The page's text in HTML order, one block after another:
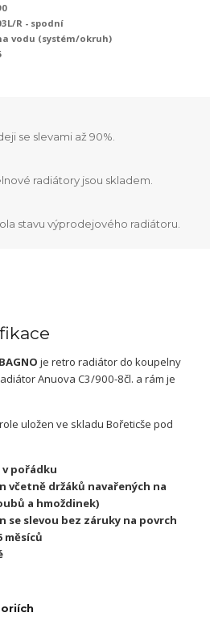
R - spodní
vodu (systém/okruh)
se slevami až 90%.
radiátory jsou skladem.
stavu výprodejového radiátoru.
je retro radiátor do koupelny
Anuova C3/900-8čl. a rám je
uložen ve skladu Bořeticše pod
pořádku
včetně držáků navařených na
a hmoždinek)
se slevou bez záruky na povrch
měsíců